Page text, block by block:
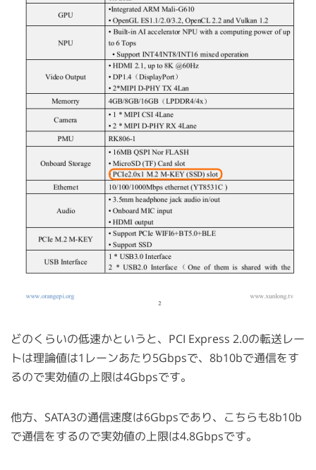
どのくらいの低速かというと、PCI Express 2.0の転送レー
トは理論値は1レーンあたり5Gbpsで、8b10bで通信をす
るので実効値の上限は4Gbpsです。
他方、SATA3の通信速度は6Gbpsであり、こちらも8b10b
で通信をするので実効値の上限は4.8Gbpsです。